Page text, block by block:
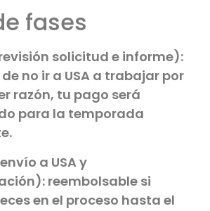
fases
solicitud e informe):
no ir a USA a trabajar por
razón, tu pago será
para la temporada
a USA y
reembolsable si
en el proceso hasta el